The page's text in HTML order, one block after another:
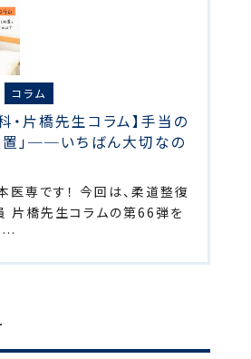
コラム
・片橋先生コラム】手当の
置」──いちばん大切なの
医専です！ 今回は、柔道整復
片橋先生コラムの第66弾を
…